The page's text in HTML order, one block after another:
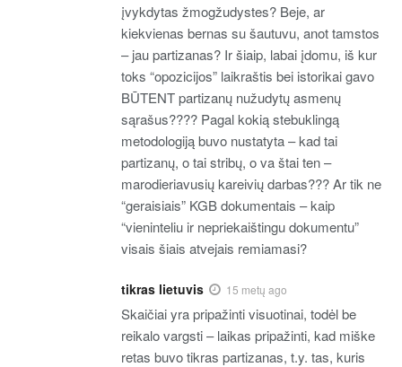
įvykdytas žmogžudystes? Beje, ar
kiekvienas bernas su šautuvu, anot tamstos
– jau partizanas? Ir šiaip, labai įdomu, iš kur
toks “opozicijos” laikraštis bei istorikai gavo
BŪTENT partizanų nužudytų asmenų
sąrašus???? Pagal kokią stebuklingą
metodologiją buvo nustatyta – kad tai
partizanų, o tai stribų, o va štai ten –
marodieriavusių kareivių darbas??? Ar tik ne
“geraisiais” KGB dokumentais – kaip
“vieninteliu ir nepriekaištingu dokumentu”
visais šiais atvejais remiamasi?
tikras lietuvis 15 metų ago
Skaičiai yra pripažinti visuotinai, todėl be
reikalo vargsti – laikas pripažinti, kad miške
retas buvo tikras partizanas, t.y. tas, kuris